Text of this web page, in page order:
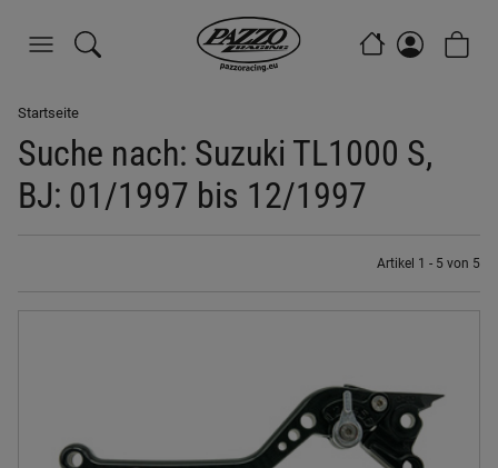
Startseite
Suche nach: Suzuki TL1000 S,
BJ: 01/1997 bis 12/1997
Artikel 1 - 5 von 5